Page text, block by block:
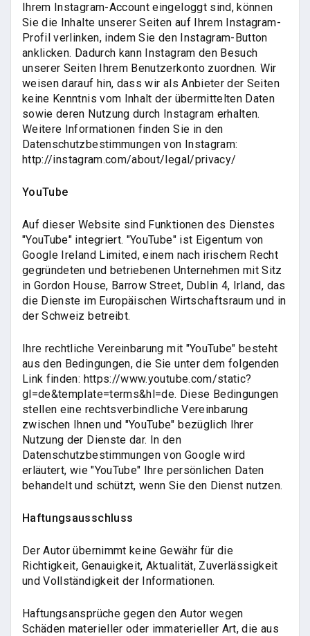
Ihrem Instagram-Account eingeloggt sind, können
Sie die Inhalte unserer Seiten auf Ihrem Instagram-
Profil verlinken, indem Sie den Instagram-Button
anklicken. Dadurch kann Instagram den Besuch
unserer Seiten Ihrem Benutzerkonto zuordnen. Wir
weisen darauf hin, dass wir als Anbieter der Seiten
keine Kenntnis vom Inhalt der übermittelten Daten
sowie deren Nutzung durch Instagram erhalten.
Weitere Informationen finden Sie in den
Datenschutzbestimmungen von Instagram:
http://instagram.com/about/legal/privacy/
YouTube
Auf dieser Website sind Funktionen des Dienstes
"YouTube" integriert. "YouTube" ist Eigentum von
Google Ireland Limited, einem nach irischem Recht
gegründeten und betriebenen Unternehmen mit Sitz
in Gordon House, Barrow Street, Dublin 4, Irland, das
die Dienste im Europäischen Wirtschaftsraum und in
der Schweiz betreibt.
Ihre rechtliche Vereinbarung mit "YouTube" besteht
aus den Bedingungen, die Sie unter dem folgenden
Link finden: https://www.youtube.com/static?
gl=de&template=terms&hl=de. Diese Bedingungen
stellen eine rechtsverbindliche Vereinbarung
zwischen Ihnen und "YouTube" bezüglich Ihrer
Nutzung der Dienste dar. In den
Datenschutzbestimmungen von Google wird
erläutert, wie "YouTube" Ihre persönlichen Daten
behandelt und schützt, wenn Sie den Dienst nutzen.
Haftungsausschluss
Der Autor übernimmt keine Gewähr für die
Richtigkeit, Genauigkeit, Aktualität, Zuverlässigkeit
und Vollständigkeit der Informationen.
Haftungsansprüche gegen den Autor wegen
Schäden materieller oder immaterieller Art, die aus